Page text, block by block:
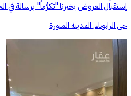
إستقبال العروض يخبرنا "تكرُّماً" برسالة في
حي الرانوناء, المدينة المنورة